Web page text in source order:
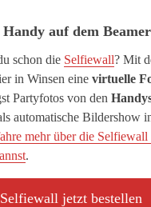
auf dem
schon die Selfiewall? Mit
in Winsen eine virtuelle
Partyfotos von den
automatische Bildershow
mehr über die
.
Selfiewall jetzt bestellen